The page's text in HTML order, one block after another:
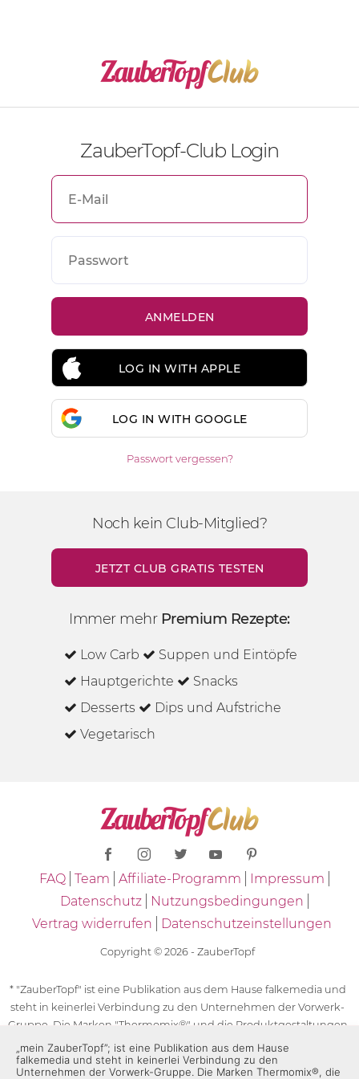
ZauberTopf-Club Login
LOG IN WITH APPLE
LOG IN WITH GOOGLE
Passwort vergessen?
Noch kein Club-Mitglied?
JETZT CLUB GRATIS TESTEN
Immer mehr Premium Rezepte:
Low Carb
Suppen und Eintöpfe
Hauptgerichte
Snacks
Desserts
Dips und Aufstriche
Vegetarisch
FAQ Team Affiliate-Programm
Impressum
Datenschutz
Nutzungsbedingungen
Vertrag widerrufen
Datenschutzeinstellungen
Copyright © 2026 - ZauberTopf
* "ZauberTopf" ist eine Publikation aus dem Hause falkemedia und
steht in keinerlei Verbindung zu den Unternehmen der Vorwerk-
Gruppe. Die Marken "Thermomix®" und die Produktgestaltungen
des "Thermomix®" sind eingetragene Marken der Unternehmen
der Vorwerk-Gruppe. Die Marken Thermomix®, die Zeichen TM5®,
„mein ZauberTopf”; ist eine Publikation aus dem Hause
falkemedia und steht in keinerlei Verbindung zu den
Unternehmen der Vorwerk-Gruppe. Die Marken Thermomix®, die